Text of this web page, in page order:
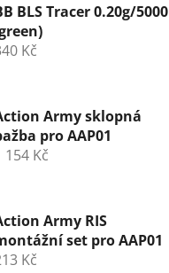
BLS Tracer 0.20g/5000
Kč
Army sklopná
pro AAP01
154 Kč
Army RIS
set pro AAP01
Kč